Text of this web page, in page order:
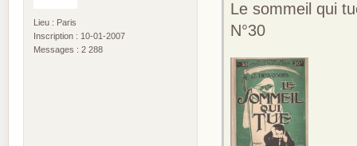
Lieu : Paris
Inscription : 10-01-2007
Messages : 2 288
Le sommeil qui
N°30